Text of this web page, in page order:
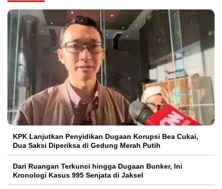
KPK Lanjutkan Penyidikan Dugaan Korupsi Bea Cukai,
Dua Saksi Diperiksa di Gedung Merah Putih
Dari Ruangan Terkunci hingga Dugaan Bunker, Ini
Kronologi Kasus 995 Senjata di Jaksel